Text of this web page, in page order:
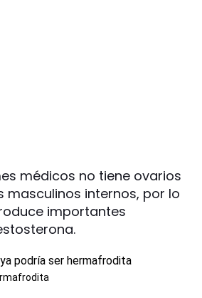
médicos no tiene ovarios
masculinos internos, por lo
importantes